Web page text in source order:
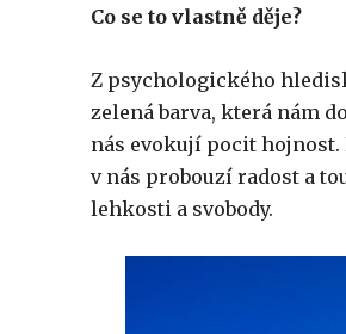
Co se to vlastně děje?
Z psychologického
zelená barva, která nám
nás evokují pocit hojnost.
v nás probouzí radost a
lehkosti a svobody.